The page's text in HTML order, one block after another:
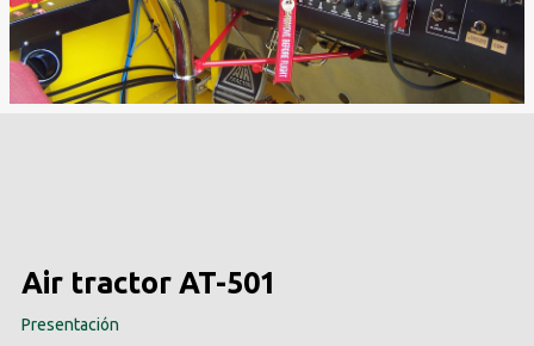
Air tractor AT-501
Presentación